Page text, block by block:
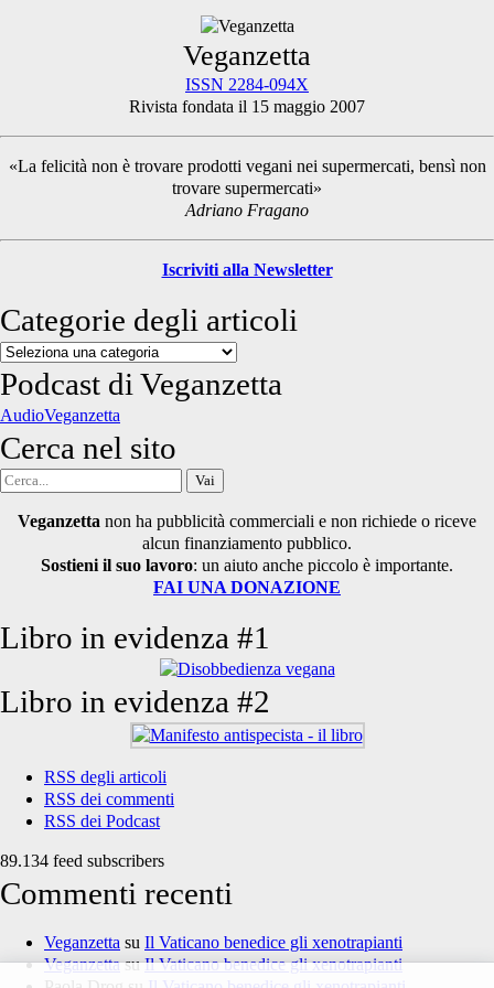
Sidebar
Veganzetta
ISSN 2284-094X
Rivista fondata il 15 maggio 2007
«La felicità non è trovare prodotti vegani nei supermercati, bensì non
trovare supermercati»
Adriano Fragano
Iscriviti alla Newsletter
Categorie degli articoli
Categorie
degli
articoli
Podcast di Veganzetta
AudioVeganzetta
Cerca nel sito
Cerca
Veganzetta non ha pubblicità commerciali e non richiede o riceve
alcun finanziamento pubblico.
Sostieni il suo lavoro: un aiuto anche piccolo è importante.
FAI UNA DONAZIONE
Libro in evidenza #1
Libro in evidenza #2
RSS degli articoli
RSS dei commenti
RSS dei Podcast
89.134 feed subscribers
Commenti recenti
Veganzetta su Il Vaticano benedice gli xenotrapianti
VeganzettasuIl Vaticano benedice gli xenotrapianti